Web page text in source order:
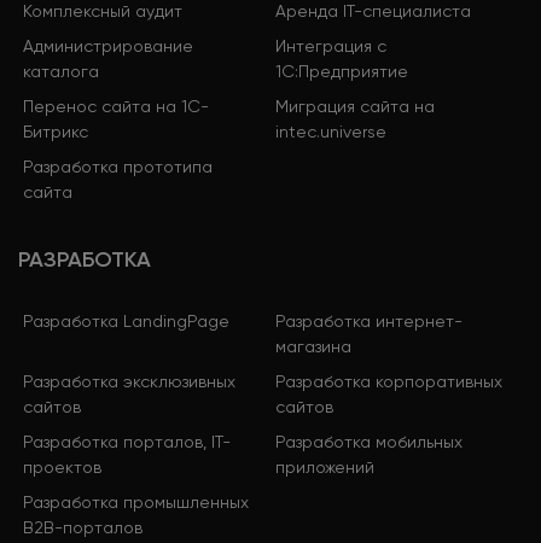
Комплексный аудит
Аренда IT-специалиста
Администрирование
каталога
Интеграция с
1С:Предприятие
Перенос сайта на 1С-
Битрикс
Миграция сайта на
intec.universe
Разработка прототипа
сайта
РАЗРАБОТКА
Разработка LandingPage
Разработка интернет-
магазина
Разработка эксклюзивных
сайтов
Разработка корпоративных
сайтов
Разработка порталов, IT-
проектов
Разработка мобильных
приложений
Разработка промышленных
B2B-порталов